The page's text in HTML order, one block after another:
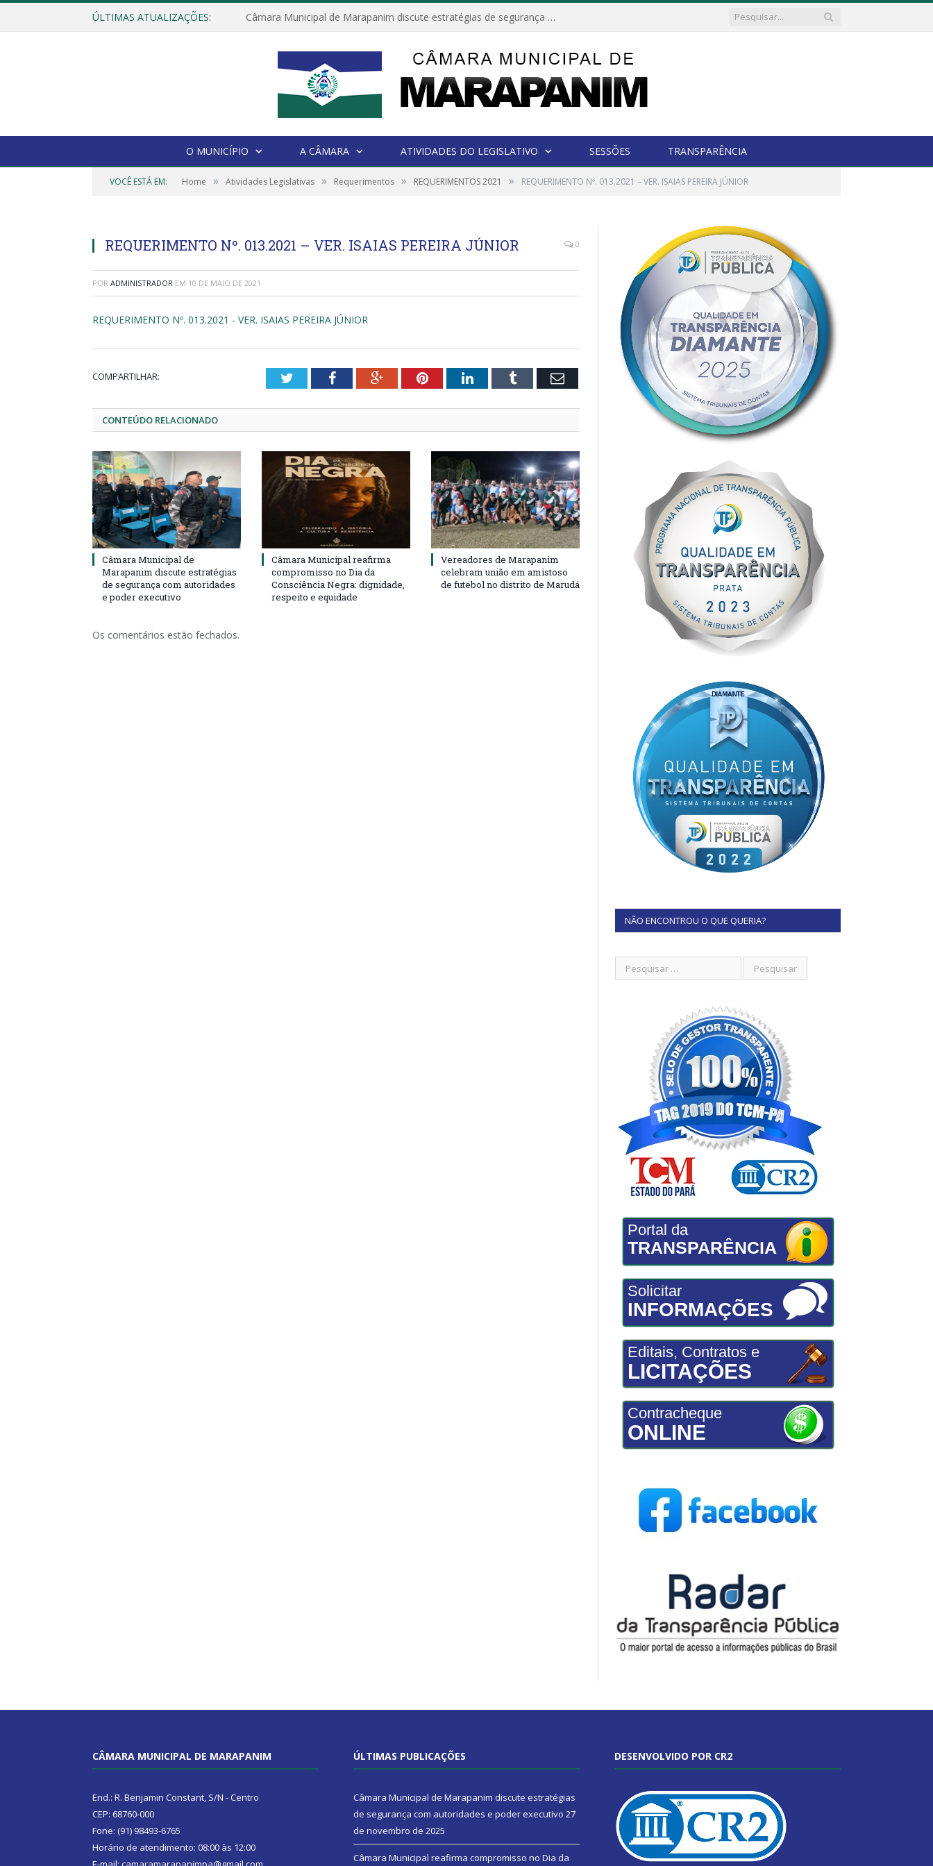
ÚLTIMAS ATUALIZAÇÕES: Câmara Municipal de Marapanim discute estratégias de segurança com autoridades e poder executivo
O MUNICÍPIO A CÂMARA ATIVIDADES DO LEGISLATIVO SESSÕES TRANSPARÊNCIA
VOCÊ ESTÁ EM: Home » Atividades Legislativas » Requerimentos » REQUERIMENTOS 2021 » REQUERIMENTO Nº. 013.2021 – VER. ISAIAS PEREIRA JÚNIOR
REQUERIMENTO Nº. 013.2021 – VER. ISAIAS PEREIRA JÚNIOR 0
POR ADMINISTRADOR EM 10 DE MAIO DE 2021
REQUERIMENTO Nº. 013.2021 - VER. ISAIAS PEREIRA JÚNIOR
COMPARTILHAR: TwitterFacebookGoogle+PinterestLinkedInTumblr Email
CONTEÚDO RELACIONADO
Câmara Municipal de
Marapanim discute estratégias
de segurança com autoridades
e poder executivo
Câmara Municipal reafirma
compromisso no Dia da
Consciência Negra: dignidade,
respeito e equidade
Vereadores de Marapanim
celebram união em amistoso
de futebol no distrito de Marudá
Os comentários estão fechados.
NÃO ENCONTROU O QUE QUERIA?
Portal da
TRANSPARÊNCIA
Solicitar
INFORMAÇÕES
Editais, Contratos e
LICITAÇÕES
Contracheque
ONLINE
CÂMARA MUNICIPAL DE MARAPANIM
End.: R. Benjamin Constant, S/N - Centro
CEP: 68760-000
Fone: (91) 98493-6765
Horário de atendimento: 08:00 às 12:00
ÚLTIMAS PUBLICAÇÕES
Câmara Municipal de Marapanim discute estratégias
de segurança com autoridades e poder executivo 27
de novembro de 2025
Câmara Municipal reafirma compromisso no Dia da
DESENVOLVIDO POR CR2